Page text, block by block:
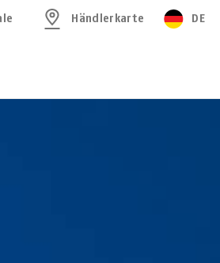
Händlerkarte DE